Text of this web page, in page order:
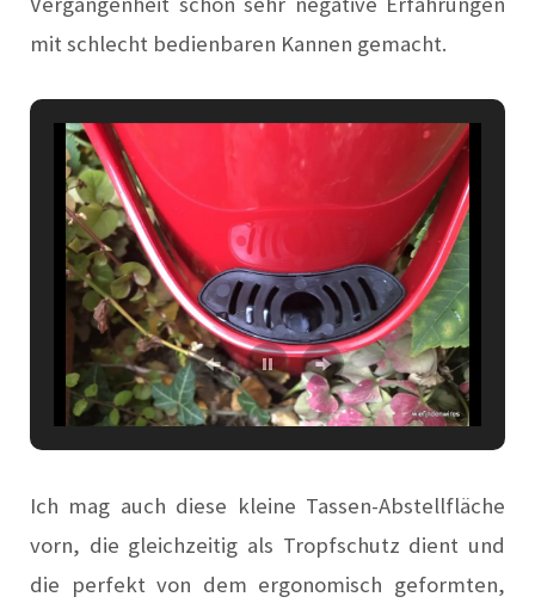
mit schlecht bedienbaren Kannen gemacht.
Ich mag auch diese kleine Tassen-Abstellfläche
vorn, die gleichzeitig als Tropfschutz dient und
die perfekt von dem ergonomisch geformten,